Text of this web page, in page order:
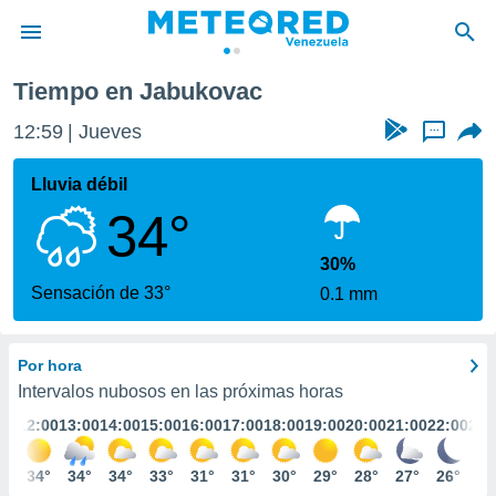
de
ha
para
que se
calidad.
a este
las
y
digital
basada
Tiempo en Jabukovac
12:59 Jueves ...
Lluvia débil
34°
Sensación de 33°
30%
0.1 mm
Por hora
Intervalos nubosos en las próximas horas
12:00
34°
13:00
34°
14:00
34°
15:00
33°
16:00
31°
17:00
31°
18:00
30°
19:00
29°
20:00
28°
21:00
27°
22:00
26°